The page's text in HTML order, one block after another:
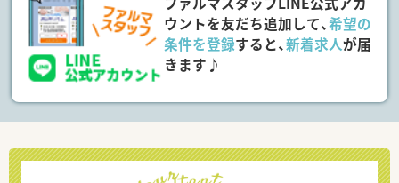
ウントを友だち追加して、希望の
条件を登録すると、新着求人が届
きます♪